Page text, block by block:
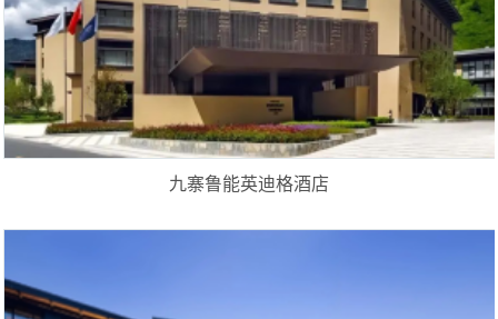
九寨鲁能英迪格酒店